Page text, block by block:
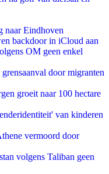
naar Eindhoven
backdoor in iCloud aan
OM geen enkel
door migranten
groeit naar 100 hectare
van kinderen
vermoord door
volgens Taliban geen